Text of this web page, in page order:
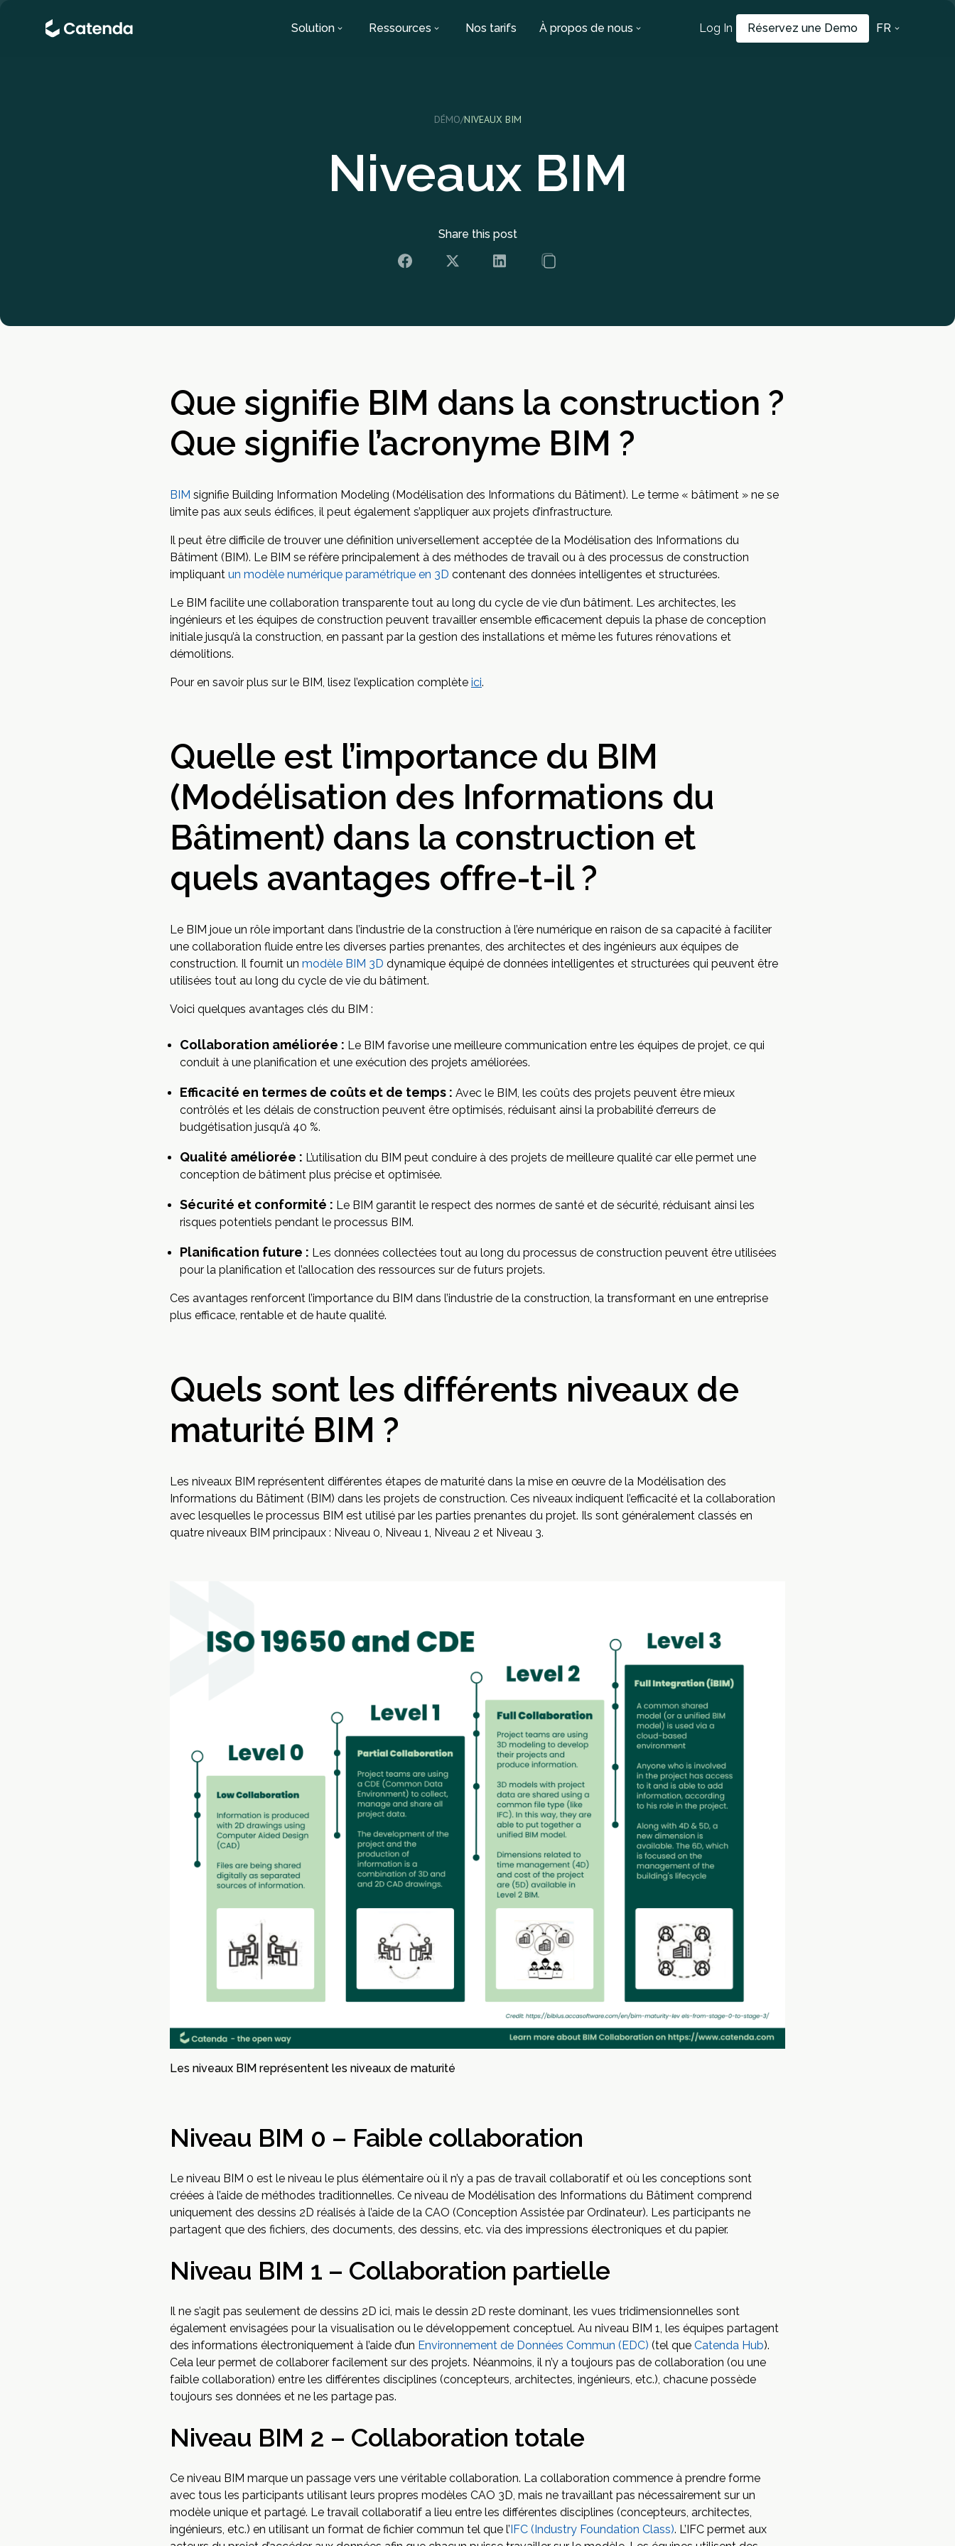
Solution Ressources Nos tarifs À propos de nous Log In Réservez une Demo FR
DÉMO/NIVEAUX BIM
Niveaux BIM
Share this post
Que signifie BIM dans la construction ?
Que signifie l’acronyme BIM ?
BIM signifie Building Information Modeling (Modélisation des Informations du Bâtiment). Le terme « bâtiment » ne se
limite pas aux seuls édifices, il peut également s’appliquer aux projets d’infrastructure.
Il peut être difficile de trouver une définition universellement acceptée de la Modélisation des Informations du
Bâtiment (BIM). Le BIM se réfère principalement à des méthodes de travail ou à des processus de construction
impliquant un modèle numérique paramétrique en 3D contenant des données intelligentes et structurées.
Le BIM facilite une collaboration transparente tout au long du cycle de vie d’un bâtiment. Les architectes, les
ingénieurs et les équipes de construction peuvent travailler ensemble efficacement depuis la phase de conception
initiale jusqu’à la construction, en passant par la gestion des installations et même les futures rénovations et
démolitions.
Pour en savoir plus sur le BIM, lisez l’explication complète ici.
Quelle est l’importance du BIM
(Modélisation des Informations du
Bâtiment) dans la construction et
quels avantages offre-t-il ?
Le BIM joue un rôle important dans l’industrie de la construction à l’ère numérique en raison de sa capacité à faciliter
une collaboration fluide entre les diverses parties prenantes, des architectes et des ingénieurs aux équipes de
construction. Il fournit un modèle BIM 3D dynamique équipé de données intelligentes et structurées qui peuvent être
utilisées tout au long du cycle de vie du bâtiment.
Voici quelques avantages clés du BIM :
Collaboration améliorée : Le BIM favorise une meilleure communication entre les équipes de projet, ce qui
conduit à une planification et une exécution des projets améliorées.
Efficacité en termes de coûts et de temps : Avec le BIM, les coûts des projets peuvent être mieux
contrôlés et les délais de construction peuvent être optimisés, réduisant ainsi la probabilité d’erreurs de
budgétisation jusqu’à 40 %.
Qualité améliorée : L’utilisation du BIM peut conduire à des projets de meilleure qualité car elle permet une
conception de bâtiment plus précise et optimisée.
Sécurité et conformité : Le BIM garantit le respect des normes de santé et de sécurité, réduisant ainsi les
risques potentiels pendant le processus BIM.
Planification future : Les données collectées tout au long du processus de construction peuvent être utilisées
pour la planification et l’allocation des ressources sur de futurs projets.
Ces avantages renforcent l’importance du BIM dans l’industrie de la construction, la transformant en une entreprise
plus efficace, rentable et de haute qualité.
Quels sont les différents niveaux de
maturité BIM ?
Les niveaux BIM représentent différentes étapes de maturité dans la mise en œuvre de la Modélisation des
Informations du Bâtiment (BIM) dans les projets de construction. Ces niveaux indiquent l’efficacité et la collaboration
avec lesquelles le processus BIM est utilisé par les parties prenantes du projet. Ils sont généralement classés en
quatre niveaux BIM principaux : Niveau 0, Niveau 1, Niveau 2 et Niveau 3.
Les niveaux BIM représentent les niveaux de maturité
Niveau BIM 0 – Faible collaboration
Le niveau BIM 0 est le niveau le plus élémentaire où il n’y a pas de travail collaboratif et où les conceptions sont
créées à l’aide de méthodes traditionnelles. Ce niveau de Modélisation des Informations du Bâtiment comprend
uniquement des dessins 2D réalisés à l’aide de la CAO (Conception Assistée par Ordinateur). Les participants ne
partagent que des fichiers, des documents, des dessins, etc. via des impressions électroniques et du papier.
Niveau BIM 1 – Collaboration partielle
Il ne s’agit pas seulement de dessins 2D ici, mais le dessin 2D reste dominant, les vues tridimensionnelles sont
également envisagées pour la visualisation ou le développement conceptuel. Au niveau BIM 1, les équipes partagent
des informations électroniquement à l’aide d’un Environnement de Données Commun (EDC) (tel que Catenda Hub).
Cela leur permet de collaborer facilement sur des projets. Néanmoins, il n’y a toujours pas de collaboration (ou une
faible collaboration) entre les différentes disciplines (concepteurs, architectes, ingénieurs, etc.), chacune possède
toujours ses données et ne les partage pas.
Niveau BIM 2 – Collaboration totale
Ce niveau BIM marque un passage vers une véritable collaboration. La collaboration commence à prendre forme
avec tous les participants utilisant leurs propres modèles CAO 3D, mais ne travaillant pas nécessairement sur un
modèle unique et partagé. Le travail collaboratif a lieu entre les différentes disciplines (concepteurs, architectes,
ingénieurs, etc.) en utilisant un format de fichier commun tel que l’IFC (Industry Foundation Class). L’IFC permet aux